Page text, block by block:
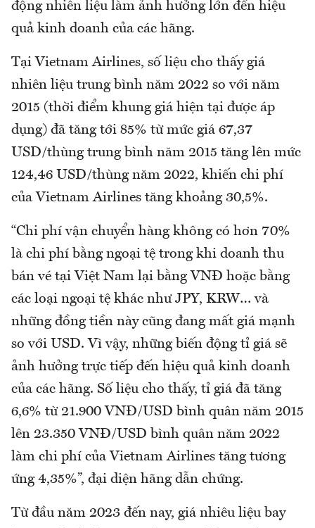
động nhiên liệu làm ảnh hưởng lớn đến hiệu
quả kinh doanh của các hãng.
Tại Vietnam Airlines, số liệu cho thấy giá
nhiên liệu trung bình năm 2022 so với năm
2015 (thời điểm khung giá hiện tại được áp
dụng) đã tăng tới 85% từ mức giá 67,37
USD/thùng trung bình năm 2015 tăng lên mức
124,46 USD/thùng năm 2022, khiến chi phí
của Vietnam Airlines tăng khoảng 30,5%.
“Chi phí vận chuyển hàng không có hơn 70%
là chi phí bằng ngoại tệ trong khi doanh thu
bán vé tại Việt Nam lại bằng VNĐ hoặc bằng
các loại ngoại tệ khác như JPY, KRW… và
những đồng tiền này cũng đang mất giá mạnh
so với USD. Vì vậy, những biến động tỉ giá sẽ
ảnh hưởng trực tiếp đến hiệu quả kinh doanh
của các hãng. Số liệu cho thấy, tỉ giá đã tăng
6,6% từ 21.900 VNĐ/USD bình quân năm 2015
lên 23.350 VNĐ/USD bình quân năm 2022
làm chi phí của Vietnam Airlines tăng tương
ứng 4,35%”, đại diện hãng dẫn chứng.
Từ đầu năm 2023 đến nay, giá nhiêu liệu bay